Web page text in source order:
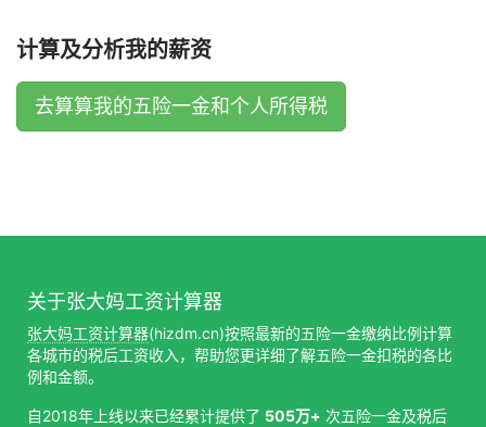
计算及分析我的薪资
去算算我的五险一金和个人所得税
关于张大妈工资计算器
张大妈工资计算器(hizdm.cn)按照最新的五险一金缴纳比例计算
各城市的税后工资收入，帮助您更详细了解五险一金扣税的各比
例和金额。
自2018年上线以来已经累计提供了 505万+ 次五险一金及税后